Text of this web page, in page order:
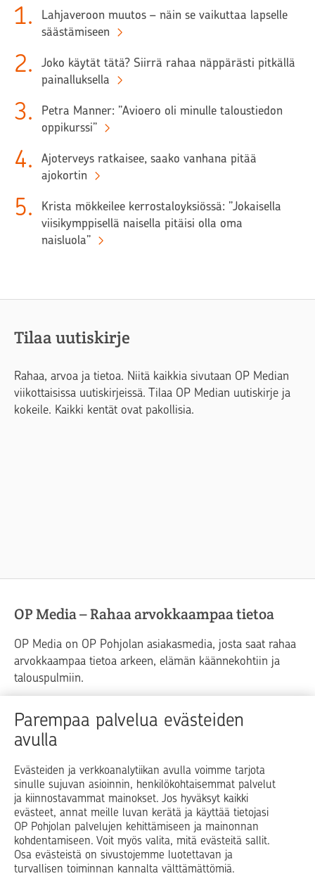
Parempaa palvelua evästeiden
avulla
Evästeiden ja verkkoanalytiikan avulla voimme tarjota
sinulle sujuvan asioinnin, henkilökohtaisemmat palvelut
ja kiinnostavammat mainokset. Jos hyväksyt kaikki
evästeet, annat meille luvan kerätä ja käyttää tietojasi
OP Pohjolan palvelujen kehittämiseen ja mainonnan
kohdentamiseen. Voit myös valita, mitä evästeitä sallit.
Osa evästeistä on sivustojemme luotettavan ja
turvallisen toiminnan kannalta välttämättömiä.
1.
Lahjaveroon muutos – näin se vaikuttaa lapselle
säästämiseen
2.
Joko käytät tätä? Siirrä rahaa näppärästi pitkällä
painalluksella
3.
Petra Manner: ”Avioero oli minulle taloustiedon
oppikurssi”
4.
Ajoterveys ratkaisee, saako vanhana pitää
ajokortin
5.
Krista mökkeilee kerrostaloyksiössä: ”Jokaisella
viisikymppisellä naisella pitäisi olla oma
naisluola”
Tilaa uutiskirje
Rahaa, arvoa ja tietoa. Niitä kaikkia sivutaan OP Median
viikottaisissa uutiskirjeissä. Tilaa OP Median uutiskirje ja
kokeile. Kaikki kentät ovat pakollisia.
OP Media – Rahaa arvokkaampaa tietoa
OP Media on OP Pohjolan asiakasmedia, josta saat rahaa
arvokkaampaa tietoa arkeen, elämän käännekohtiin ja
talouspulmiin.
Raha Elämä
Yrityselämä
Blogit ja puheenvuorot
Op.fi OP Koti Pohjola Vahinkoapu
Facebook
X LinkedInInstagram